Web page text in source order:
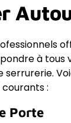
à tous
serrurerie.
:
Porte